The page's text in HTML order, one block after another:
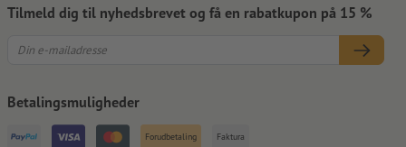
Tilmeld dig til nyhedsbrevet og få en rabatkupon på 15 %
Betalingsmuligheder
Forudbetaling Faktura